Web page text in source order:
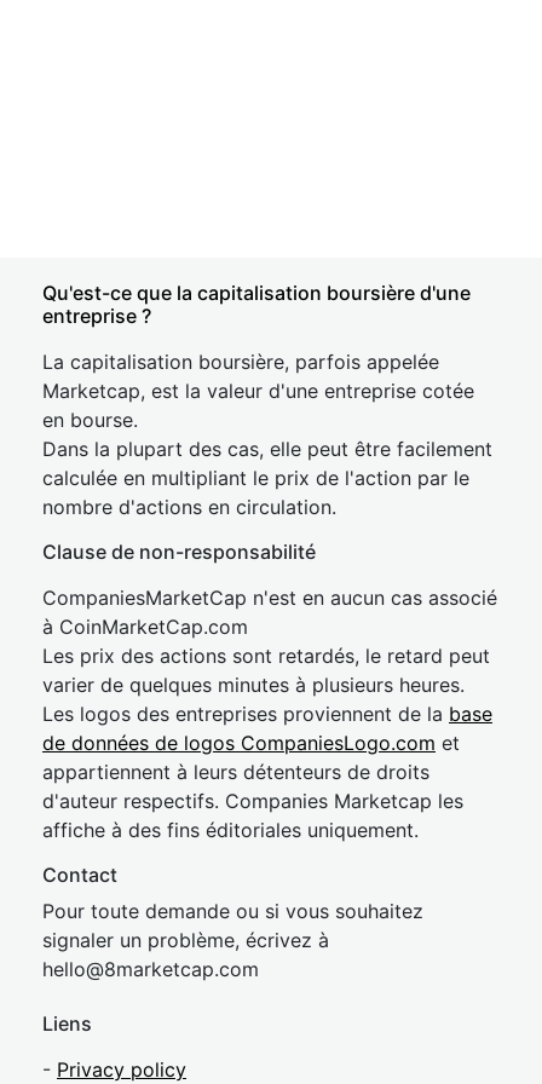
Qu'est-ce que la capitalisation boursière d'une
entreprise ?
La capitalisation boursière, parfois appelée
Marketcap, est la valeur d'une entreprise cotée
en bourse.
Dans la plupart des cas, elle peut être facilement
calculée en multipliant le prix de l'action par le
nombre d'actions en circulation.
Clause de non-responsabilité
CompaniesMarketCap n'est en aucun cas associé
à CoinMarketCap.com
Les prix des actions sont retardés, le retard peut
varier de quelques minutes à plusieurs heures.
Les logos des entreprises proviennent de la base
de données de logos CompaniesLogo.com et
appartiennent à leurs détenteurs de droits
d'auteur respectifs. Companies Marketcap les
affiche à des fins éditoriales uniquement.
Contact
Pour toute demande ou si vous souhaitez
signaler un problème, écrivez à
hello@8marketcap.com
Liens
- Privacy policy